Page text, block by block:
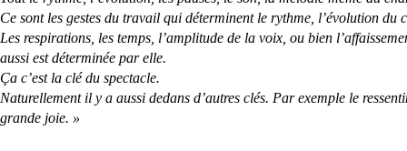
Ce sont les gestes du travail qui déterminent le rythme, l’évolution du
Les respirations, les temps, l’amplitude de la voix, ou bien
aussi est déterminée par elle.
Ça c’est la clé du spectacle.
Naturellement il y a aussi dedans d’autres clés. Par exemple le
grande joie. »